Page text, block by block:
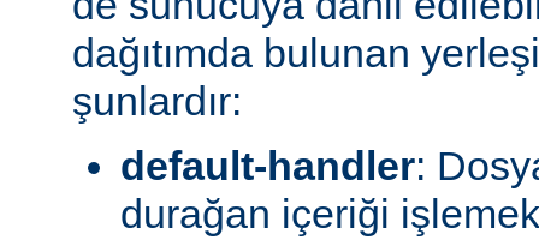
dağıtımda bulunan
şunlardır:
default-handler:
durağan içeriği